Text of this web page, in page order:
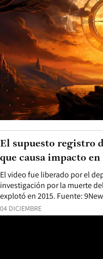
04 DICIEMBRE
El video fue liberado por el
investigación por la muerte
explotó en 2015. Fuente:
El supuesto registro
que causa impacto en